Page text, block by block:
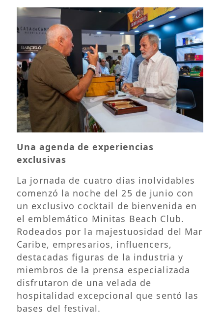
Una agenda de experiencias
exclusivas
La jornada de cuatro días inolvidables
comenzó la noche del 25 de junio con
un exclusivo cocktail de bienvenida en
el emblemático Minitas Beach Club.
Rodeados por la majestuosidad del Mar
Caribe, empresarios, influencers,
destacadas figuras de la industria y
miembros de la prensa especializada
disfrutaron de una velada de
hospitalidad excepcional que sentó las
bases del festival.